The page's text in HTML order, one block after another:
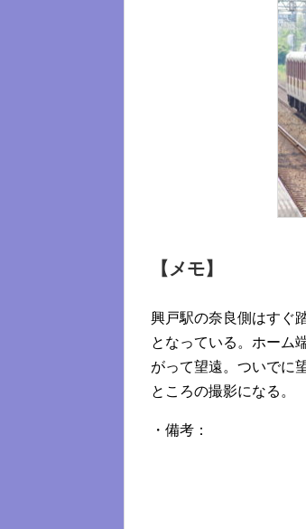
【メモ】
興戸駅の奈良側はすぐ
となっている。ホーム
がって望遠。ついでに
ところの撮影になる。
・備考：